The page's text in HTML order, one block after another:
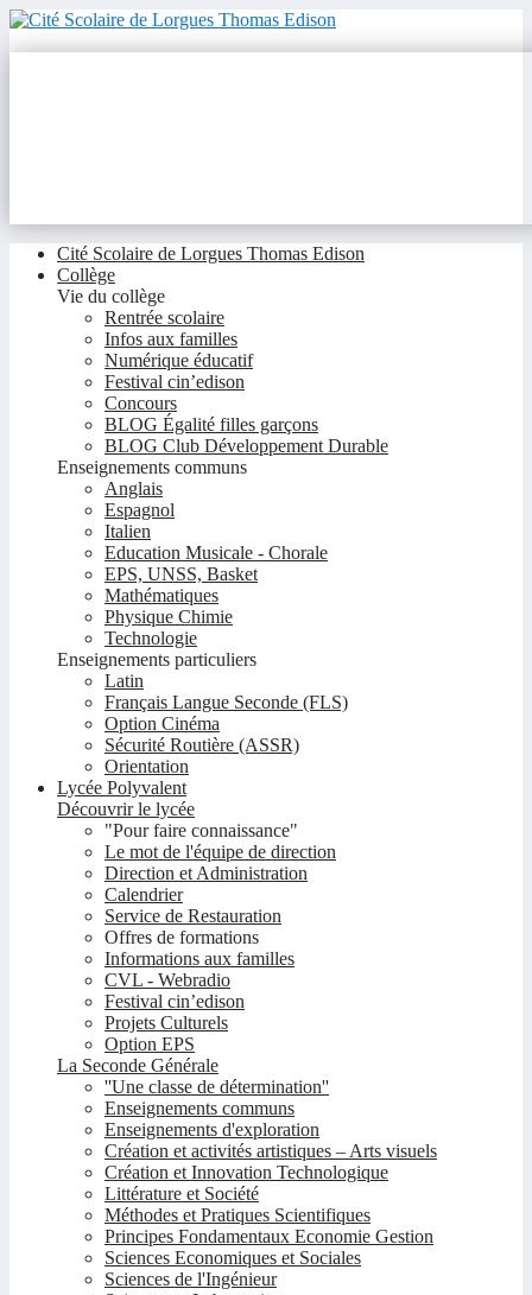
Cité Scolaire de Lorgues Thomas Edison
Collège
Vie du collège
Rentrée scolaire
Infos aux familles
Numérique éducatif
Festival cin’edison
Concours
BLOG Égalité filles garçons
BLOG Club Développement Durable
Enseignements communs
Anglais
Espagnol
Italien
Education Musicale - Chorale
EPS, UNSS, Basket
Mathématiques
Physique Chimie
Technologie
Enseignements particuliers
Latin
Français Langue Seconde (FLS)
Option Cinéma
Sécurité Routière (ASSR)
Orientation
Lycée Polyvalent
Découvrir le lycée
"Pour faire connaissance"
Le mot de l'équipe de direction
Direction et Administration
Calendrier
Service de Restauration
Offres de formations
Informations aux familles
CVL - Webradio
Festival cin’edison
Projets Culturels
Option EPS
La Seconde Générale
''Une classe de détermination''
Enseignements communs
Enseignements d'exploration
Création et activités artistiques – Arts visuels
Création et Innovation Technologique
Littérature et Société
Méthodes et Pratiques Scientifiques
Principes Fondamentaux Economie Gestion
Sciences Economiques et Sociales
Sciences de l'Ingénieur